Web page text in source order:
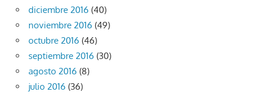
diciembre 2016 (40)
noviembre 2016 (49)
octubre 2016 (46)
septiembre 2016 (30)
agosto 2016 (8)
julio 2016 (36)